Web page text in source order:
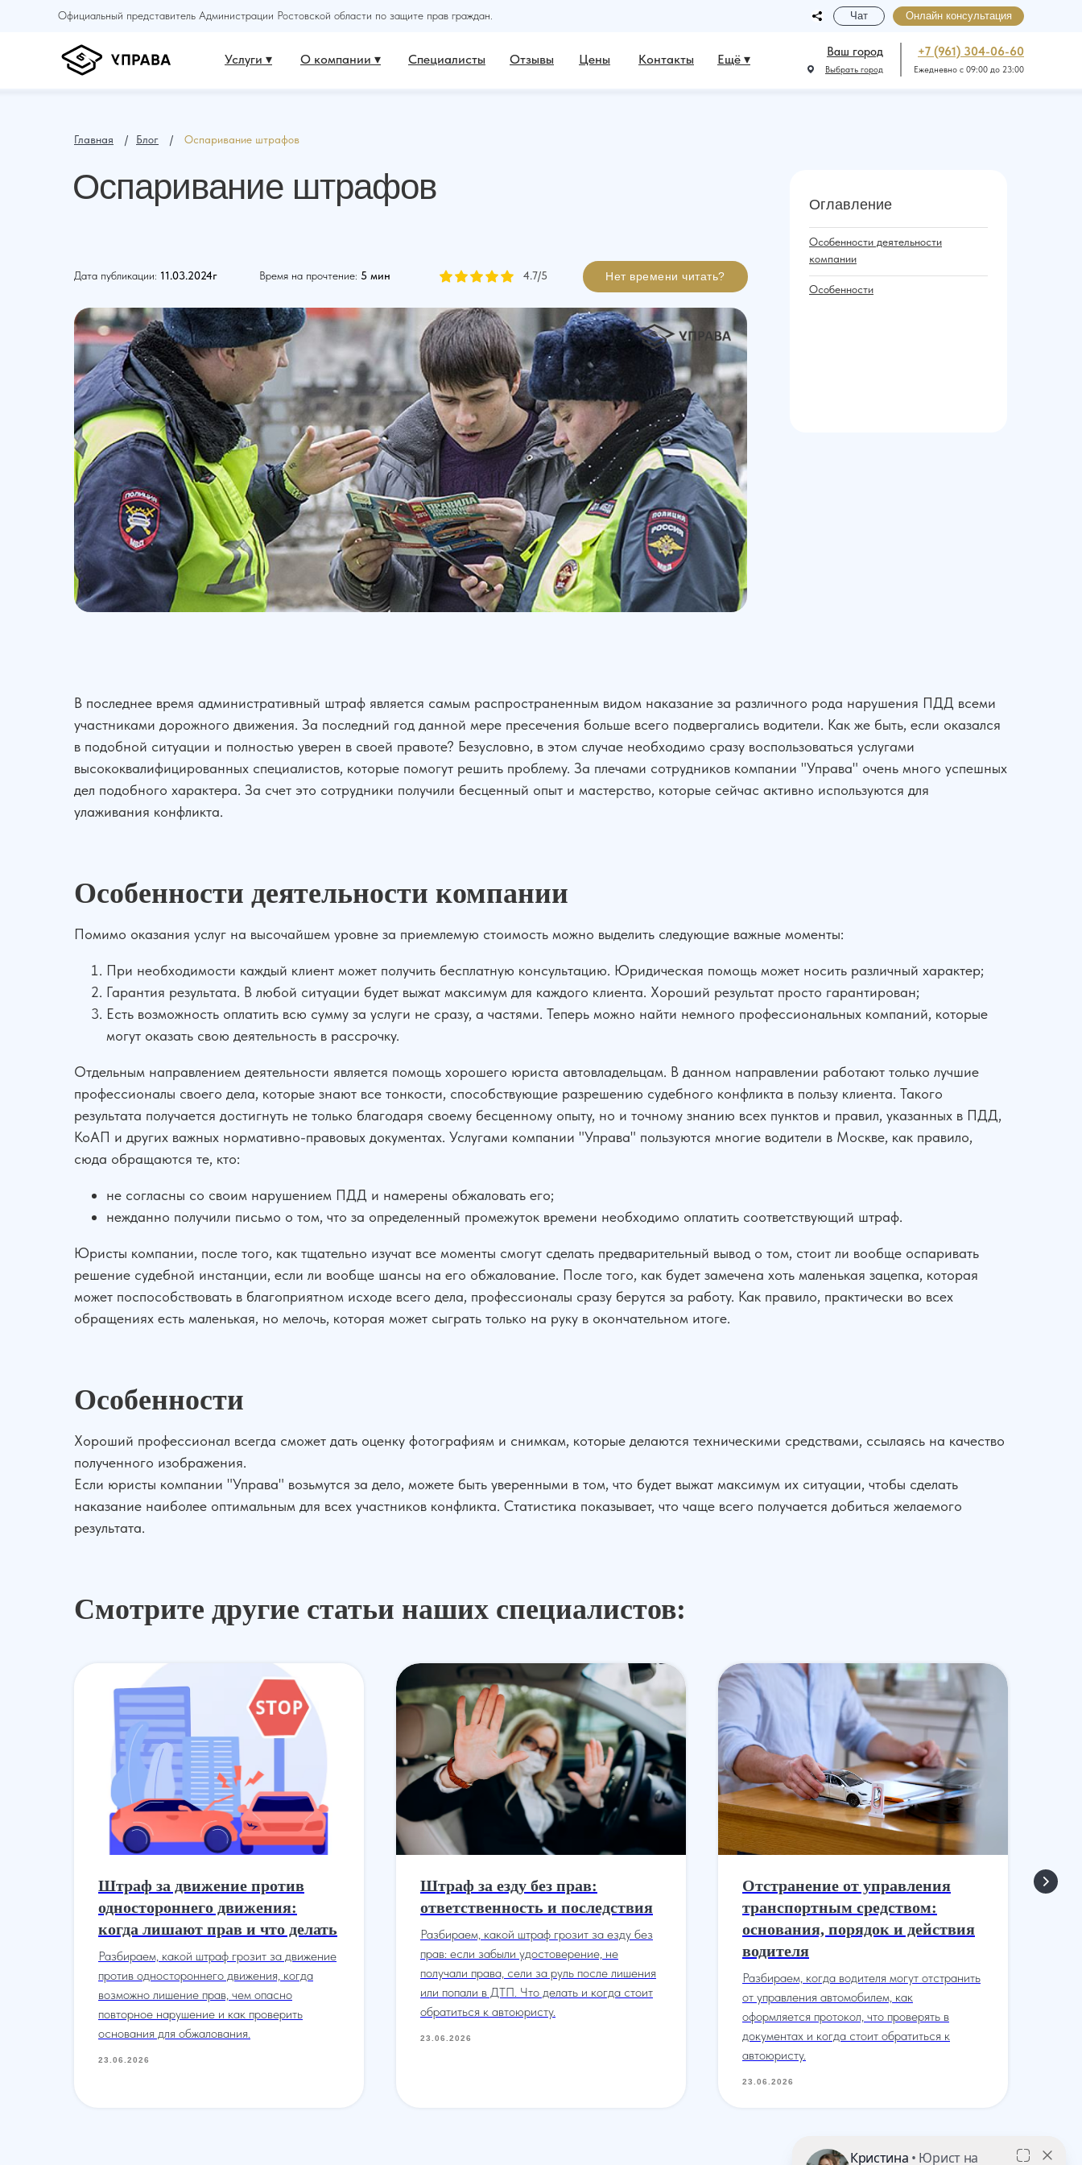
+7 (961) 304-06-60
Ежедневно с 09:00 до 23:00
Услуги ▾ Отзывы
О компании ▾ Цены
Специалисты
Онлайн консультация
Чат
Ваш город
Контакты Ещё ▾
Выбрать город
Официальный представитель Администрации Ростовской области по защите прав граждан.
Оспаривание штрафов Оглавление
Особенности деятельности
компании
Особенности
Время на прочтение: 5 мин 4.7/5
Дата публикации: 11.03.2024г Нет времени читать?
Главная ⠀ /⠀ Блог ⠀ /⠀ Оспаривание штрафов
В последнее время административный штраф является самым распространенным видом наказание за различного рода нарушения ПДД всеми
участниками дорожного движения. За последний год данной мере пресечения больше всего подвергались водители. Как же быть, если оказался
в подобной ситуации и полностью уверен в своей правоте? Безусловно, в этом случае необходимо сразу воспользоваться услугами
высококвалифицированных специалистов, которые помогут решить проблему. За плечами сотрудников компании "Управа" очень много успешных
дел подобного характера. За счет это сотрудники получили бесценный опыт и мастерство, которые сейчас активно используются для
улаживания конфликта.
Особенности деятельности компании
Помимо оказания услуг на высочайшем уровне за приемлемую стоимость можно выделить следующие важные моменты:
При необходимости каждый клиент может получить бесплатную консультацию. Юридическая помощь может носить различный характер;
Гарантия результата. В любой ситуации будет выжат максимум для каждого клиента. Хороший результат просто гарантирован;
Есть возможность оплатить всю сумму за услуги не сразу, а частями. Теперь можно найти немного профессиональных компаний, которые
могут оказать свою деятельность в рассрочку.
Отдельным направлением деятельности является помощь хорошего юриста автовладельцам. В данном направлении работают только лучшие
профессионалы своего дела, которые знают все тонкости, способствующие разрешению судебного конфликта в пользу клиента. Такого
результата получается достигнуть не только благодаря своему бесценному опыту, но и точному знанию всех пунктов и правил, указанных в ПДД,
КоАП и других важных нормативно-правовых документах. Услугами компании "Управа" пользуются многие водители в Москве, как правило,
сюда обращаются те, кто:
не согласны со своим нарушением ПДД и намерены обжаловать его;
нежданно получили письмо о том, что за определенный промежуток времени необходимо оплатить соответствующий штраф.
Юристы компании, после того, как тщательно изучат все моменты смогут сделать предварительный вывод о том, стоит ли вообще оспаривать
решение судебной инстанции, если ли вообще шансы на его обжалование. После того, как будет замечена хоть маленькая зацепка, которая
может поспособствовать в благоприятном исходе всего дела, профессионалы сразу берутся за работу. Как правило, практически во всех
обращениях есть маленькая, но мелочь, которая может сыграть только на руку в окончательном итоге.
Особенности
Хороший профессионал всегда сможет дать оценку фотографиям и снимкам, которые делаются техническими средствами, ссылаясь на качество
полученного изображения.
Если юристы компании "Управа" возьмутся за дело, можете быть уверенными в том, что будет выжат максимум их ситуации, чтобы сделать
наказание наиболее оптимальным для всех участников конфликта. Статистика показывает, что чаще всего получается добиться желаемого
результата.
Смотрите другие статьи наших специалистов:
Штраф за движение против
одностороннего движения:
когда лишают прав и что делать
Разбираем, какой штраф грозит за движение
против одностороннего движения, когда
возможно лишение прав, чем опасно
повторное нарушение и как проверить
основания для обжалования.
23.06.2026
Штраф за езду без прав:
ответственность и последствия
Разбираем, какой штраф грозит за езду без
прав: если забыли удостоверение, не
получали права, сели за руль после лишения
или попали в ДТП. Что делать и когда стоит
обратиться к автоюристу.
23.06.2026
Отстранение от управления
транспортным средством:
основания, порядок и действия
водителя
Разбираем, когда водителя могут отстранить
от управления автомобилем, как
оформляется протокол, что проверять в
документах и когда стоит обратиться к
автоюристу.
23.06.2026